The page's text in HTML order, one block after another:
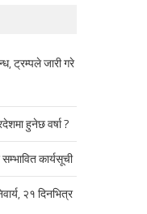
ट्रम्पले जारी गरे
हुनेछ वर्षा ?
कार्यसूची
२१ दिनभित्र